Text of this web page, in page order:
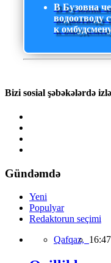
В Бузовна
водоотводу
к
Bizi sosial şəbəkələrdə
Gündəmdə
Yeni
Populyar
Redaktorun seçimi
Qafqaz, 16:47